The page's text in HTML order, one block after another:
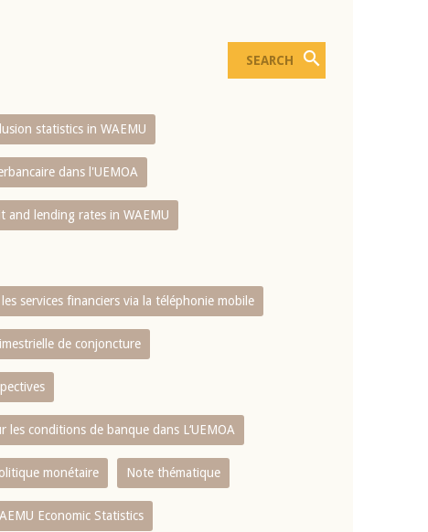
statistics in WAEMU
dans l'UEMOA
and lending rates in WAEMU
services financiers via la téléphonie mobile
de conjoncture
les conditions de banque dans L‘UEMOA
monétaire Note thématique
Economic Statistics